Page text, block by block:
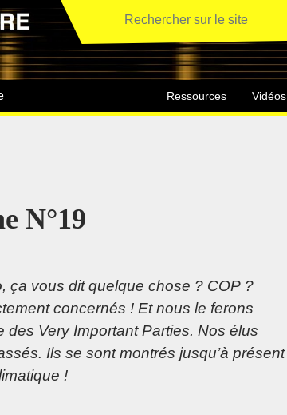
Ressources Vidéos
N°19
ça vous dit quelque chose ? COP ?
concernés ! Et nous le ferons
Very Important Parties. Nos élus
Ils se sont montrés jusqu’à présent
!